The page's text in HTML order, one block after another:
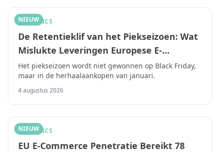
NIEUW
LOGISTICS
De Retentieklif van het Piekseizoen: Wat
Mislukte Leveringen Europese E-
Commercebedrijven Echt Kosten in 2026
Het piekseizoen wordt niet gewonnen op Black Friday,
maar in de herhaalaankopen van januari.
4 augustus 2026
NIEUW
LOGISTICS
EU E-Commerce Penetratie Bereikt 78